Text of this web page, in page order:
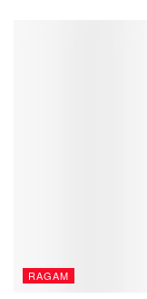
RAGAM